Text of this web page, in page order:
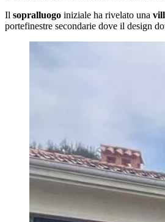
Il sopralluogo iniziale ha rivelato una
portefinestre secondarie dove il design